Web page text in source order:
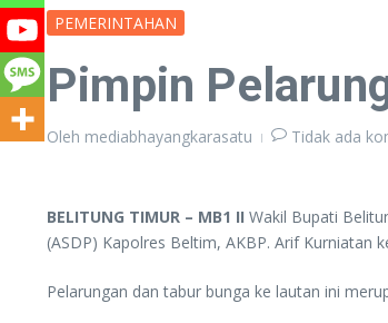
PEMERINTAHAN
Pimpin
Oleh mediabhayangkarasatu Tidak ada
BELITUNG TIMUR – MB1 II Wakil Bupati
(ASDP) Kapolres Beltim, AKBP. Arif Kurniatan
Pelarungan dan tabur bunga ke lautan ini